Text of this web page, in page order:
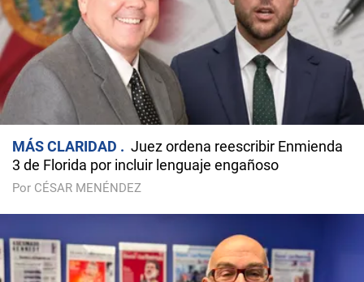
MÁS CLARIDAD
Juez ordena reescribir Enmienda
3 de Florida por incluir lenguaje engañoso
Por CÉSAR MENÉNDEZ